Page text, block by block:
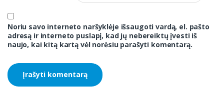
Noriu savo interneto naršyklėje išsaugoti vardą, el. pašto
adresą ir interneto puslapį, kad jų nebereiktų įvesti iš
naujo, kai kitą kartą vėl norėsiu parašyti komentarą.